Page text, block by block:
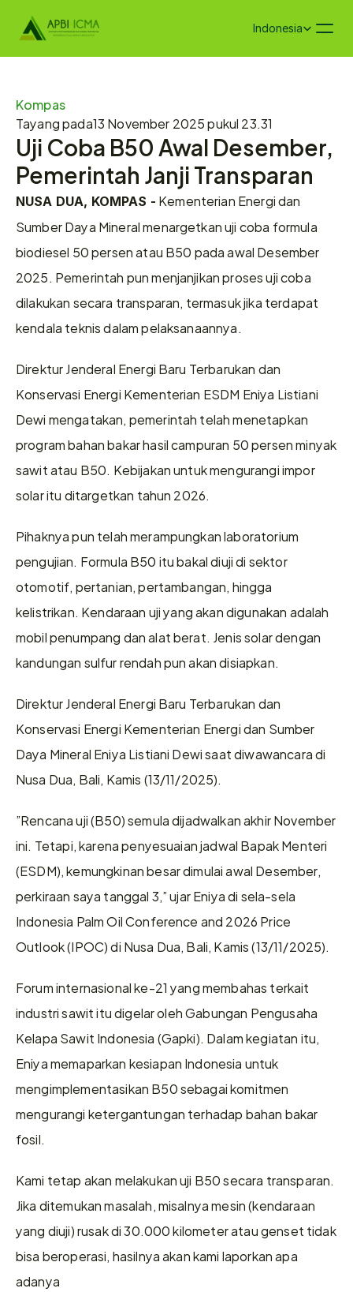
Select Language
Indonesia
Kompas
Tayang pada13 November 2025 pukul 23.31
Uji Coba B50 Awal Desember,
Pemerintah Janji Transparan
NUSA DUA, KOMPAS - Kementerian Energi dan
Sumber Daya Mineral menargetkan uji coba formula
biodiesel 50 persen atau B50 pada awal Desember
2025. Pemerintah pun menjanjikan proses uji coba
dilakukan secara transparan, termasuk jika terdapat
kendala teknis dalam pelaksanaannya.
Direktur Jenderal Energi Baru Terbarukan dan
Konservasi Energi Kementerian ESDM Eniya Listiani
Dewi mengatakan, pemerintah telah menetapkan
program bahan bakar hasil campuran 50 persen minyak
sawit atau B50. Kebijakan untuk mengurangi impor
solar itu ditargetkan tahun 2026.
Pihaknya pun telah merampungkan laboratorium
pengujian. Formula B50 itu bakal diuji di sektor
otomotif, pertanian, pertambangan, hingga
kelistrikan. Kendaraan uji yang akan digunakan adalah
mobil penumpang dan alat berat. Jenis solar dengan
kandungan sulfur rendah pun akan disiapkan.
Direktur Jenderal Energi Baru Terbarukan dan
Konservasi Energi Kementerian Energi dan Sumber
Daya Mineral Eniya Listiani Dewi saat diwawancara di
Nusa Dua, Bali, Kamis (13/11/2025).
”Rencana uji (B50) semula dijadwalkan akhir November
ini. Tetapi, karena penyesuaian jadwal Bapak Menteri
(ESDM), kemungkinan besar dimulai awal Desember,
perkiraan saya tanggal 3,” ujar Eniya di sela-sela
Indonesia Palm Oil Conference and 2026 Price
Outlook (IPOC) di Nusa Dua, Bali, Kamis (13/11/2025).
Forum internasional ke-21 yang membahas terkait
industri sawit itu digelar oleh Gabungan Pengusaha
Kelapa Sawit Indonesia (Gapki). Dalam kegiatan itu,
Eniya memaparkan kesiapan Indonesia untuk
mengimplementasikan B50 sebagai komitmen
mengurangi ketergantungan terhadap bahan bakar
fosil.
Kami tetap akan melakukan uji B50 secara transparan.
Jika ditemukan masalah, misalnya mesin (kendaraan
yang diuji) rusak di 30.000 kilometer atau genset tidak
bisa beroperasi, hasilnya akan kami laporkan apa
adanya